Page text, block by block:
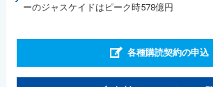
ーのジャスケイドはピーク時578億円
各種購読契約の申込